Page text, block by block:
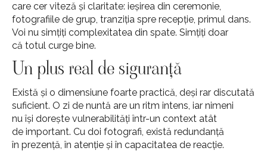
care cer viteză și claritate: ieșirea din ceremonie,
fotografiile de grup, tranziția spre recepție, primul dans.
Voi nu simțiți complexitatea din spate. Simțiți doar
că totul curge bine.
Un plus real de siguranță
Există și o dimensiune foarte practică, deși rar discutată
suficient. O zi de nuntă are un ritm intens, iar nimeni
nu își dorește vulnerabilități într-un context atât
de important. Cu doi fotografi, există redundanță
în prezență, în atenție și în capacitatea de reacție.